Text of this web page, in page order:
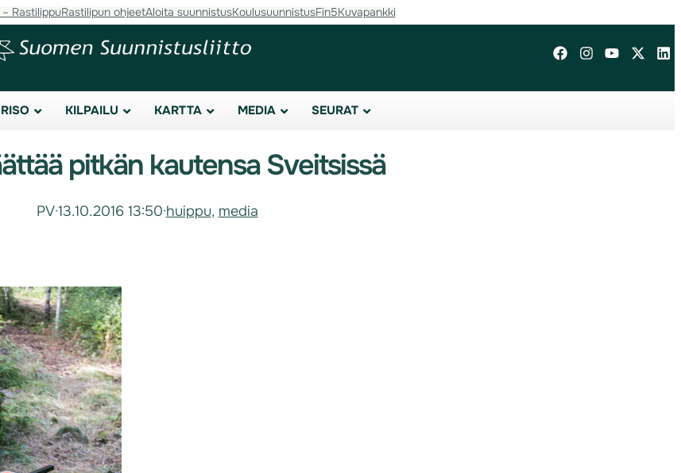
RastilippuRastilipun ohjeetAloita suunnistusKoulusuunnistusFin5Kuvapankki
KILPAILU KARTTA MEDIA SEURAT
pitkän kautensa Sveitsissä
PV·13.10.2016 13:50·huippu, media